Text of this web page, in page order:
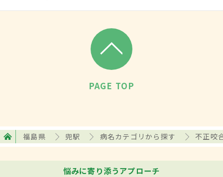
PAGE TOP
福島県 兜駅 病名カテゴリから探す 不正咬
悩みに寄り添うアプローチ